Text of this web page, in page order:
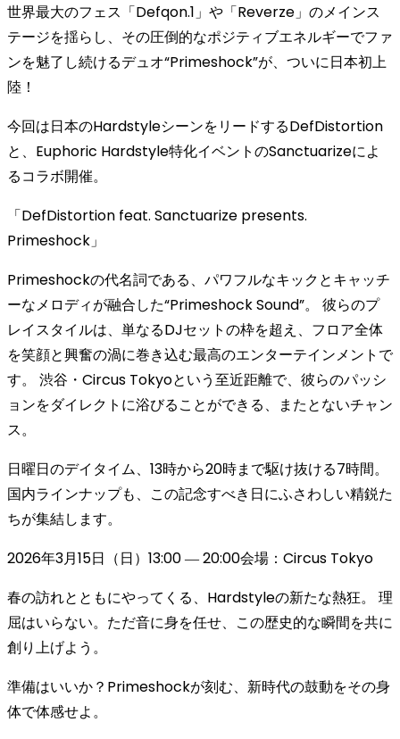
世界最大のフェス「Defqon.1」や「Reverze」のメインス
テージを揺らし、その圧倒的なポジティブエネルギーでファ
ンを魅了し続けるデュオ“Primeshock”が、ついに日本初上
陸！
今回は日本のHardstyleシーンをリードするDefDistortion
と、Euphoric Hardstyle特化イベントのSanctuarizeによ
るコラボ開催。
「DefDistortion feat. Sanctuarize presents.
Primeshock」
Primeshockの代名詞である、パワフルなキックとキャッチ
ーなメロディが融合した“Primeshock Sound”。 彼らのプ
レイスタイルは、単なるDJセットの枠を超え、フロア全体
を笑顔と興奮の渦に巻き込む最高のエンターテインメントで
す。 渋谷・Circus Tokyoという至近距離で、彼らのパッシ
ョンをダイレクトに浴びることができる、またとないチャン
ス。
日曜日のデイタイム、13時から20時まで駆け抜ける7時間。
国内ラインナップも、この記念すべき日にふさわしい精鋭た
ちが集結します。
2026年3月15日（日）13:00 ― 20:00会場：Circus Tokyo
春の訪れとともにやってくる、Hardstyleの新たな熱狂。 理
屈はいらない。ただ音に身を任せ、この歴史的な瞬間を共に
創り上げよう。
準備はいいか？Primeshockが刻む、新時代の鼓動をその身
体で体感せよ。